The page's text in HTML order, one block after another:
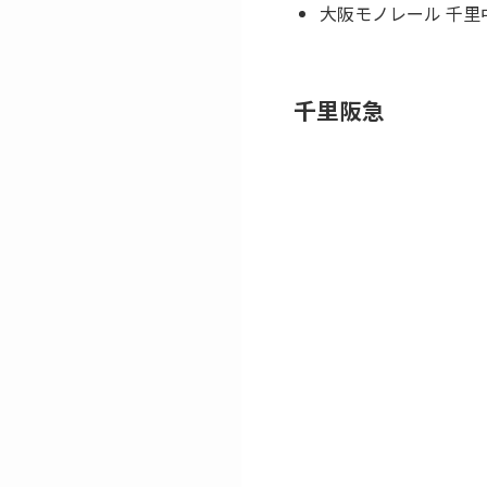
大阪モノレール 千
千里阪急